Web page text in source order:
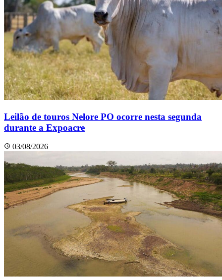
Leilão de touros Nelore PO ocorre nesta segunda
durante a Expoacre
03/08/2026